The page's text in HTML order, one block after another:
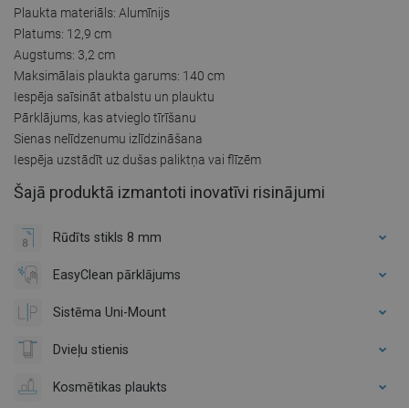
Plaukta materiāls: Alumīnijs
Platums: 12,9 cm
Augstums: 3,2 cm
Maksimālais plaukta garums: 140 cm
Iespēja saīsināt atbalstu un plauktu
Pārklājums, kas atvieglo tīrīšanu
Sienas nelīdzenumu izlīdzināšana
Iespēja uzstādīt uz dušas paliktņa vai flīzēm
Šajā produktā izmantoti inovatīvi risinājumi
Rūdīts stikls 8 mm
EasyClean pārklājums
Sistēma Uni-Mount
Dvieļu stienis
Kosmētikas plaukts